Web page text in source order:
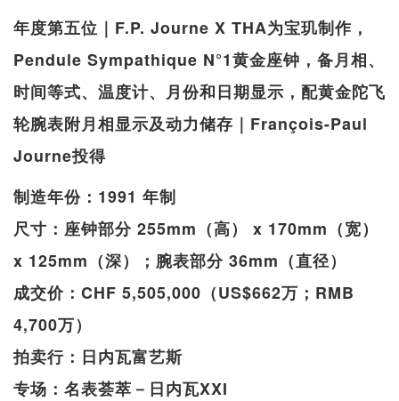
年度第五位｜F.P. Journe X THA为宝玑制作，
Pendule Sympathique N°1黄金座钟，备月相、
时间等式、温度计、月份和日期显示，配黄金陀飞
轮腕表附月相显示及动力储存｜François-Paul
Journe投得
制造年份：1991 年制
尺寸：座钟部分 255mm（高） x 170mm（宽）
x 125mm（深）；腕表部分 36mm（直径）
成交价：CHF 5,505,000（US$662万；RMB
4,700万）
拍卖行：日内瓦富艺斯
专场：名表荟萃－日内瓦XXI